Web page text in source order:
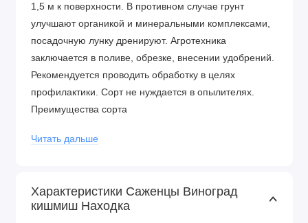
1,5 м к поверхности. В противном случае грунт
улучшают органикой и минеральными комплексами,
посадочную лунку дренируют. Агротехника
заключается в поливе, обрезке, внесении удобрений.
Рекомендуется проводить обработку в целях
профилактики. Сорт не нуждается в опылителях.
Преимущества сорта
Стойкий иммунитет к вредителям и заболеваниям
Читать дальше
Характеристики Саженцы Виноград
кишмиш Находка